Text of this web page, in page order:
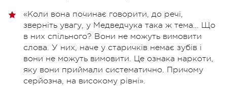
«Коли вона починає говорити, до речі,
зверніть увагу, у Медведчука така ж тема… Що
в них спільного? Вони не можуть вимовити
слова. У них, наче у старичків немає зубів і
вони не можуть вимовити. Це ознака наркоти,
яку вони приймали систематично. Причому
серйозна, на високому рівні».